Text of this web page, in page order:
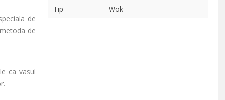
de
de
ca vasul
Tip
Wok